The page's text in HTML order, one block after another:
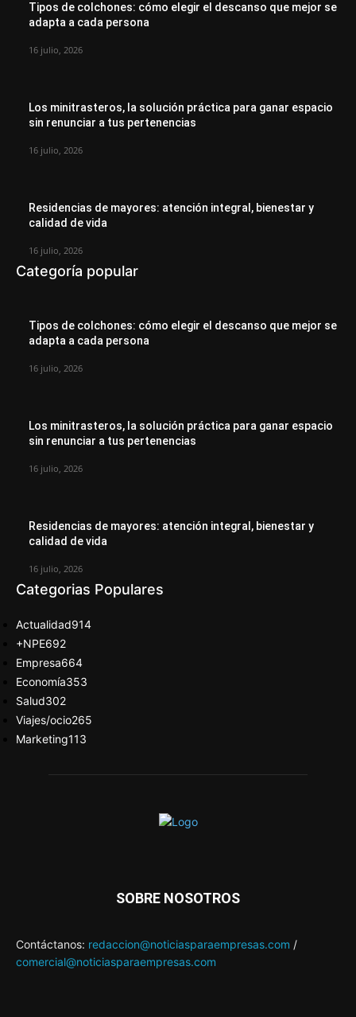
Tipos de colchones: cómo elegir el descanso que mejor se
adapta a cada persona
16 julio, 2026
Los minitrasteros, la solución práctica para ganar espacio
sin renunciar a tus pertenencias
16 julio, 2026
Residencias de mayores: atención integral, bienestar y
calidad de vida
16 julio, 2026
Categoría popular
Tipos de colchones: cómo elegir el descanso que mejor se
adapta a cada persona
16 julio, 2026
Los minitrasteros, la solución práctica para ganar espacio
sin renunciar a tus pertenencias
16 julio, 2026
Residencias de mayores: atención integral, bienestar y
calidad de vida
16 julio, 2026
Categorias Populares
Actualidad914
+NPE692
Empresa664
Economía353
Salud302
Viajes/ocio265
Marketing113
SOBRE NOSOTROS
Contáctanos: redaccion@noticiasparaempresas.com /
comercial@noticiasparaempresas.com